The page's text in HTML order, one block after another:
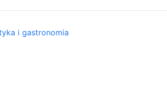
i gastronomia